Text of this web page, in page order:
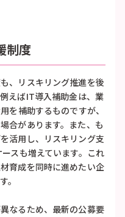
制度
、リスキリング推進を後
えばIT導入補助金は、業
を補助するものですが、
合があります。また、も
活用し、リスキリング支
スも増えています。これ
育成を同時に進めたい企
。
なるため、最新の公募要